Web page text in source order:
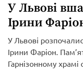
У Львові
Ірини
У Львові
Ірини Фаріон.
Гарнізонному храмі